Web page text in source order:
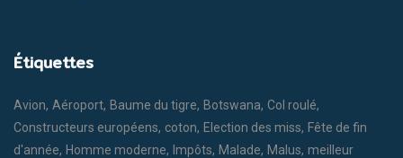
Étiquettes
Avion Aéroport Baume du tigre Botswana Col roulé
Constructeurs européens coton Election des miss Fête de fin
d'année Homme moderne Impôts Malade Malus meilleur